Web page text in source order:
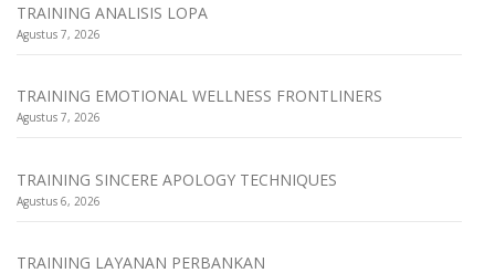
TRAINING ANALISIS LOPA
Agustus 7, 2026
TRAINING EMOTIONAL WELLNESS FRONTLINERS
Agustus 7, 2026
TRAINING SINCERE APOLOGY TECHNIQUES
Agustus 6, 2026
TRAINING LAYANAN PERBANKAN